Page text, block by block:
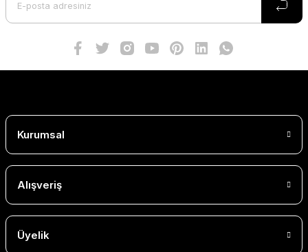
Kurumsal
Alışveriş
Üyelik